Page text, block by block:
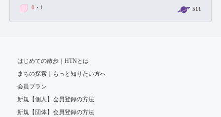
0 ・1 511
はじめての散歩｜HTNとは
まちの探索｜もっと知りたい方へ
会員プラン
新規【個人】会員登録の方法
新規【団体】会員登録の方法